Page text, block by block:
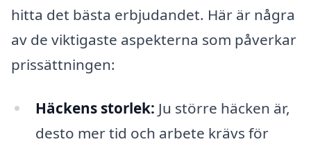
hitta det bästa erbjudandet. Här är några
av de viktigaste aspekterna som påverkar
prissättningen:
Häckens storlek: Ju större häcken är,
desto mer tid och arbete krävs för